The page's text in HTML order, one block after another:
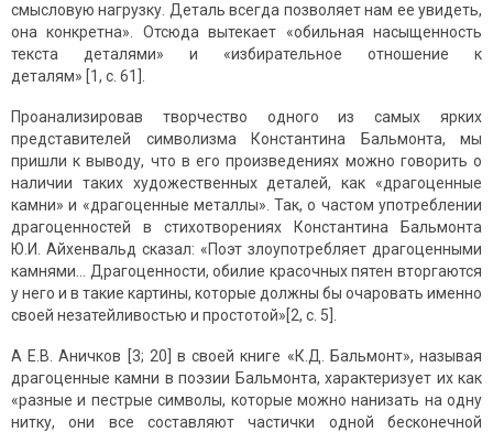
смысловую нагрузку. Деталь всегда позволяет нам ее увидеть,
она конкретна». Отсюда вытекает «обильная насыщенность
текста деталями» и «избирательное отношение к
деталям» [1, с. 61].
Проанализировав творчество одного из самых ярких
представителей символизма Константина Бальмонта, мы
пришли к выводу, что в его произведениях можно говорить о
наличии таких художественных деталей, как «драгоценные
камни» и «драгоценные металлы». Так, о частом употреблении
драгоценностей в стихотворениях Константина Бальмонта
Ю.И. Айхенвальд сказал: «Поэт злоупотребляет драгоценными
камнями... Драгоценности, обилие красочных пятен вторгаются
у него и в такие картины, которые должны бы очаровать именно
своей незатейливостью и простотой»[2, с. 5].
А Е.В. Аничков [3; 20] в своей книге «К.Д. Бальмонт», называя
драгоценные камни в поэзии Бальмонта, характеризует их как
«разные и пестрые символы, которые можно нанизать на одну
нитку, они все составляют частички одной бесконечной